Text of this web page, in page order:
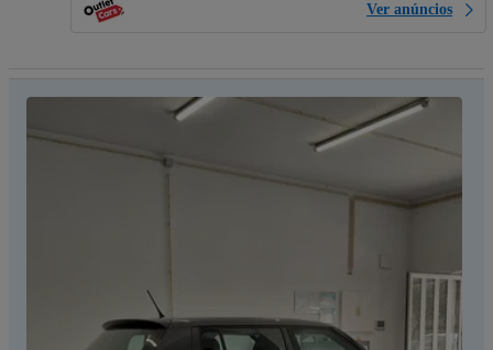
Ver anúncios